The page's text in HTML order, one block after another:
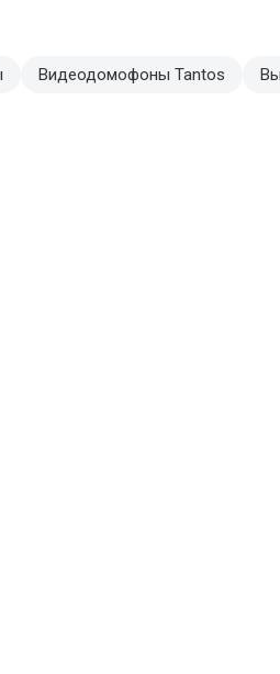
Видеодомофоны Tantos